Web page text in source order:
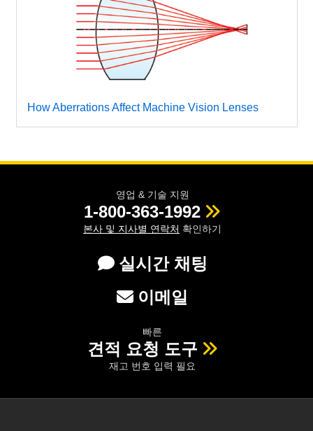
How Aberrations Affect Machine Vision Lenses
영업 & 기술 지원
1-800-363-1992
본사 및 지사별 연락처 확인하기
실시간 채팅
이메일
빠른
견적 요청 도구
재고 번호 입력 필요